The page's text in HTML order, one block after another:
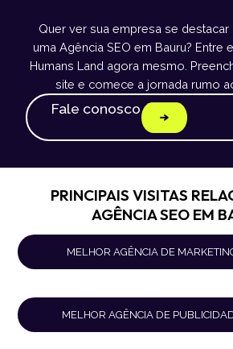
Quer ver sua empresa se
uma Agência SEO em Bauru? Entre
Humans Land agora mesmo.
site e comece a jornada rumo
Fale conosco
PRINCIPAIS VISITAS
AGÊNCIA SEO EM
MELHOR AGÊNCIA DE
MELHOR AGÊNCIA DE